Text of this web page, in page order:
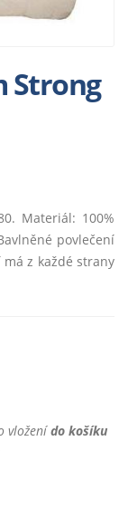
Strong
Materiál: 100%
povlečení
z každé strany
vloženído košíku